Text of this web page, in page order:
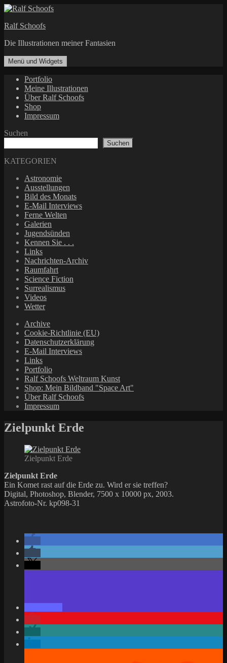
Zum
springen
Ralf Schoofs
Die Illustrationen meiner Fantasien
Menü und Widgets
Portfolio
Meine Illustrationen
Über Ralf Schoofs
Shop
Impressum
Suchen
Suchen
KATEGORIEN
Astronomie
Ausstellungen
Bild des Monats
E-Mail Interviews
Ferne Welten
Galerien
Jugendsünden
Kennen Sie . . .
Links
Nachrichten-Archiv
Raumfahrt
Science Fiction
Surrealismus
Videos
Wetter
Archive
Cookie-Richtlinie (EU)
Datenschutzerklärung
E-Mail Interviews
Links
Portfolio
Ralf Schoofs Weltraum Kunst
Shop: Mein Bildband "Space Art"
Über Ralf Schoofs
Impressum
Zielpunkt Erde
Zielpunkt Erde
Zielpunkt Erde
Ein Komet rast auf die Erde zu. Wird er sie treffen?
Digital, Photoshop, Blender, 7500 x 10000 px, 2003.
Astrofoto-Nr. kp098-31